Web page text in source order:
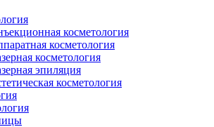
косметология
косметология
косметология
эпиляция
косметология